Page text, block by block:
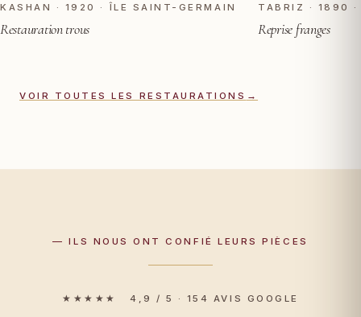
AVANT
KASHAN · 1920 · ÎLE SAINT-GERMAIN
Restauration trous
AVANT
TABRIZ · 1890
Reprise franges
VOIR TOUTES LES RESTAURATIONS →
— ILS NOUS ONT CONFIÉ LEURS PIÈCES
★★★★★ 4,9 / 5 · 154 AVIS GOOGLE